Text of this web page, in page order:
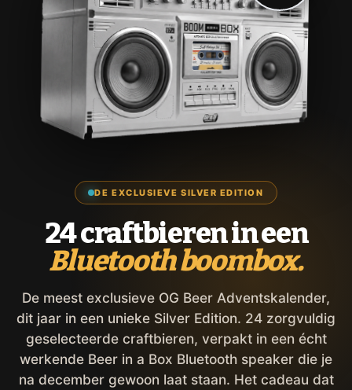
DE EXCLUSIEVE SILVER EDITION
24 craftbieren in een
Bluetooth boombox.
De meest exclusieve OG Beer Adventskalender,
dit jaar in een unieke Silver Edition. 24 zorgvuldig
geselecteerde craftbieren, verpakt in een écht
werkende Beer in a Box Bluetooth speaker die je
na december gewoon laat staan. Het cadeau dat